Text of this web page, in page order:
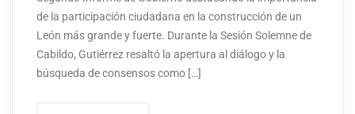
de la participación ciudadana en la construcción de un
León más grande y fuerte. Durante la Sesión Solemne de
Cabildo, Gutiérrez resaltó la apertura al diálogo y la
búsqueda de consensos como […]